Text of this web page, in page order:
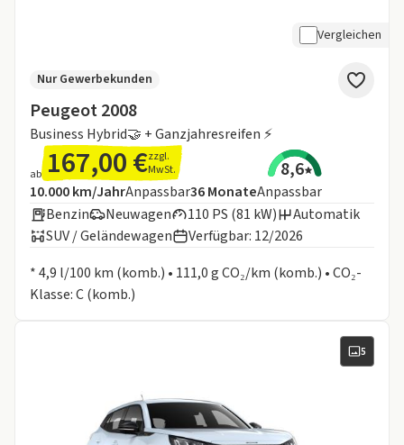
Vergleichen
Peugeot 2008
Business Hybrid🤝 + Ganzjahresreifen ⚡
Nur Gewerbekunden
ab 167,00 €zzgl.
MwSt.
8,6
Angebotsdetails:
Inklusive Laufleistung
10.000 km/JahrAnpassbarLaufzeit
36MonateAnpassbar
Benzin
Neuwagen 110 PS (81 kW)
Automatik
SUV / Geländewagen
Verfügbar: 12/2026
* 4,9 l/100 km (komb.) • 111,0 g CO₂/km (komb.) • CO₂-
Klasse: C (komb.)
5